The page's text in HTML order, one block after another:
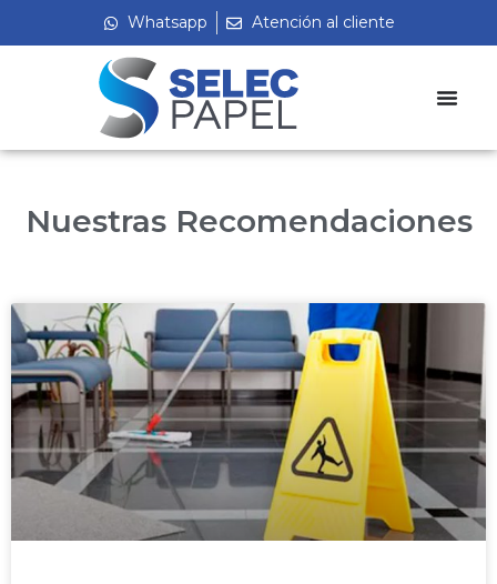
Whatsapp Atención al cliente
Nuestras Recomendaciones